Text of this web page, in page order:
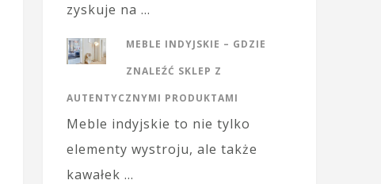
zyskuje na …
MEBLE INDYJSKIE – GDZIE
ZNALEŹĆ SKLEP Z
AUTENTYCZNYMI PRODUKTAMI
Meble indyjskie to nie tylko
elementy wystroju, ale także
kawałek …